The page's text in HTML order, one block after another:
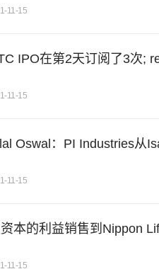
11-15
IPO在第2天订阅了3次;
11-15
Oswal：PI Industries从
11-15
本的利益销售到Nippon
11-15